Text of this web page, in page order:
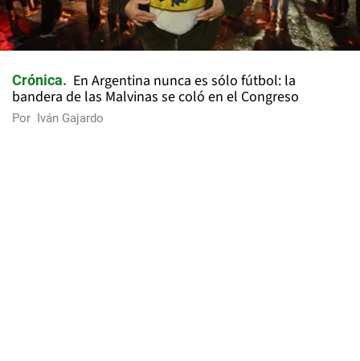
Crónica
En Argentina nunca es sólo fútbol: la
bandera de las Malvinas se coló en el Congreso
Por Iván Gajardo